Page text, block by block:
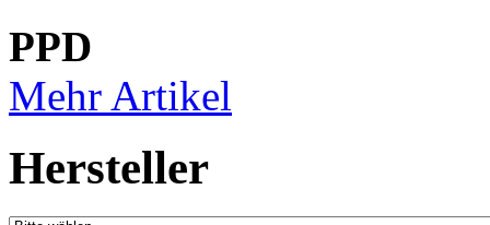
PPD
Mehr Artikel
Hersteller